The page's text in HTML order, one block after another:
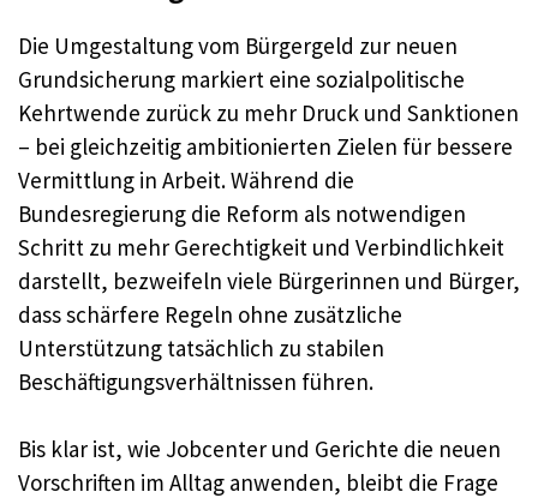
Die Umgestaltung vom Bürgergeld zur neuen
Grundsicherung markiert eine sozialpolitische
Kehrtwende zurück zu mehr Druck und Sanktionen
– bei gleichzeitig ambitionierten Zielen für bessere
Vermittlung in Arbeit. Während die
Bundesregierung die Reform als notwendigen
Schritt zu mehr Gerechtigkeit und Verbindlichkeit
darstellt, bezweifeln viele Bürgerinnen und Bürger,
dass schärfere Regeln ohne zusätzliche
Unterstützung tatsächlich zu stabilen
Beschäftigungsverhältnissen führen.
Bis klar ist, wie Jobcenter und Gerichte die neuen
Vorschriften im Alltag anwenden, bleibt die Frage